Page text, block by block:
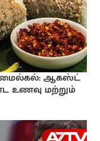
மைல்கல்: ஆகஸ்ட்
உணவு மற்றும்